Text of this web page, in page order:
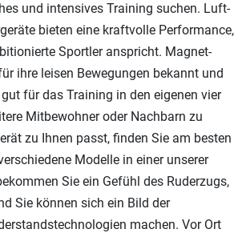
und intensives Training suchen. Luft-
bieten eine kraftvolle Performance,
Sportler anspricht. Magnet-
ihre leisen Bewegungen bekannt und
für das Training in den eigenen vier
Mitbewohner oder Nachbarn zu
zu Ihnen passt, finden Sie am besten
Modelle in einer unserer
Sie ein Gefühl des Ruderzugs,
Sie können sich ein Bild der
machen. Vor Ort